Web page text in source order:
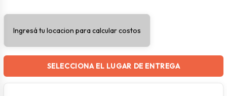
Blanco
C/
Adhesivo
Ingresá tu locacion para calcular costos
SELECCIONA EL LUGAR DE ENTREGA